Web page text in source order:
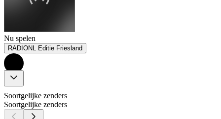
Nu spelen
RADIONL Editie Friesland
Soortgelijke zenders
Soortgelijke zenders